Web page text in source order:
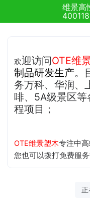
欢迎访问OTE维
制品研发生产。
务万科、华润、
啡、5A级景区
程项目；
OTE维景塑木专注中
您也可以拨打免费服
2026-